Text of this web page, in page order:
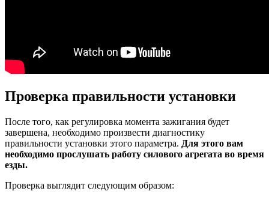
Проверка правильности установки
После того, как регулировка момента зажигания будет
завершена, необходимо произвести диагностику
правильности установки этого параметра. Для этого вам
необходимо прослушать работу силового агрегата во время
езды.
Проверка выглядит следующим образом: